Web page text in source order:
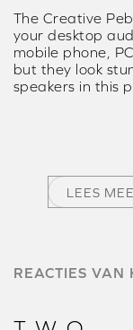
The Creative
your desktop
mobile phone,
but they look
speakers in this
LEES
REACTIES VAN